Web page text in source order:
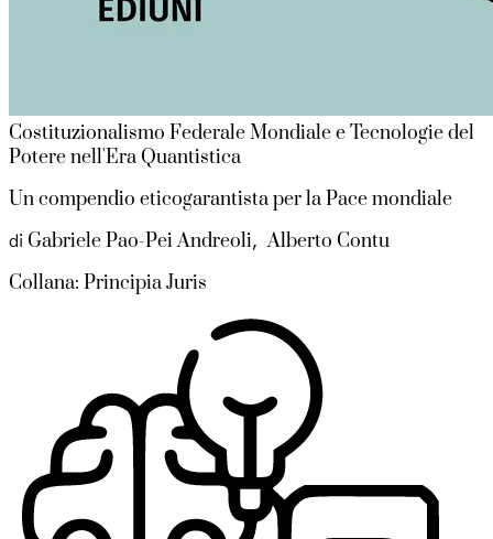
Costituzionalismo Federale Mondiale e Tecnologie del
Potere nell'Era Quantistica
Un compendio eticogarantista per la Pace mondiale
di Gabriele Pao-Pei Andreoli, Alberto Contu
Collana: Principia Juris